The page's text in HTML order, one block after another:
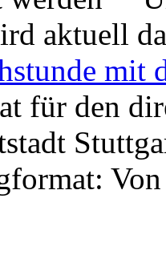
aktuell
mit
für den